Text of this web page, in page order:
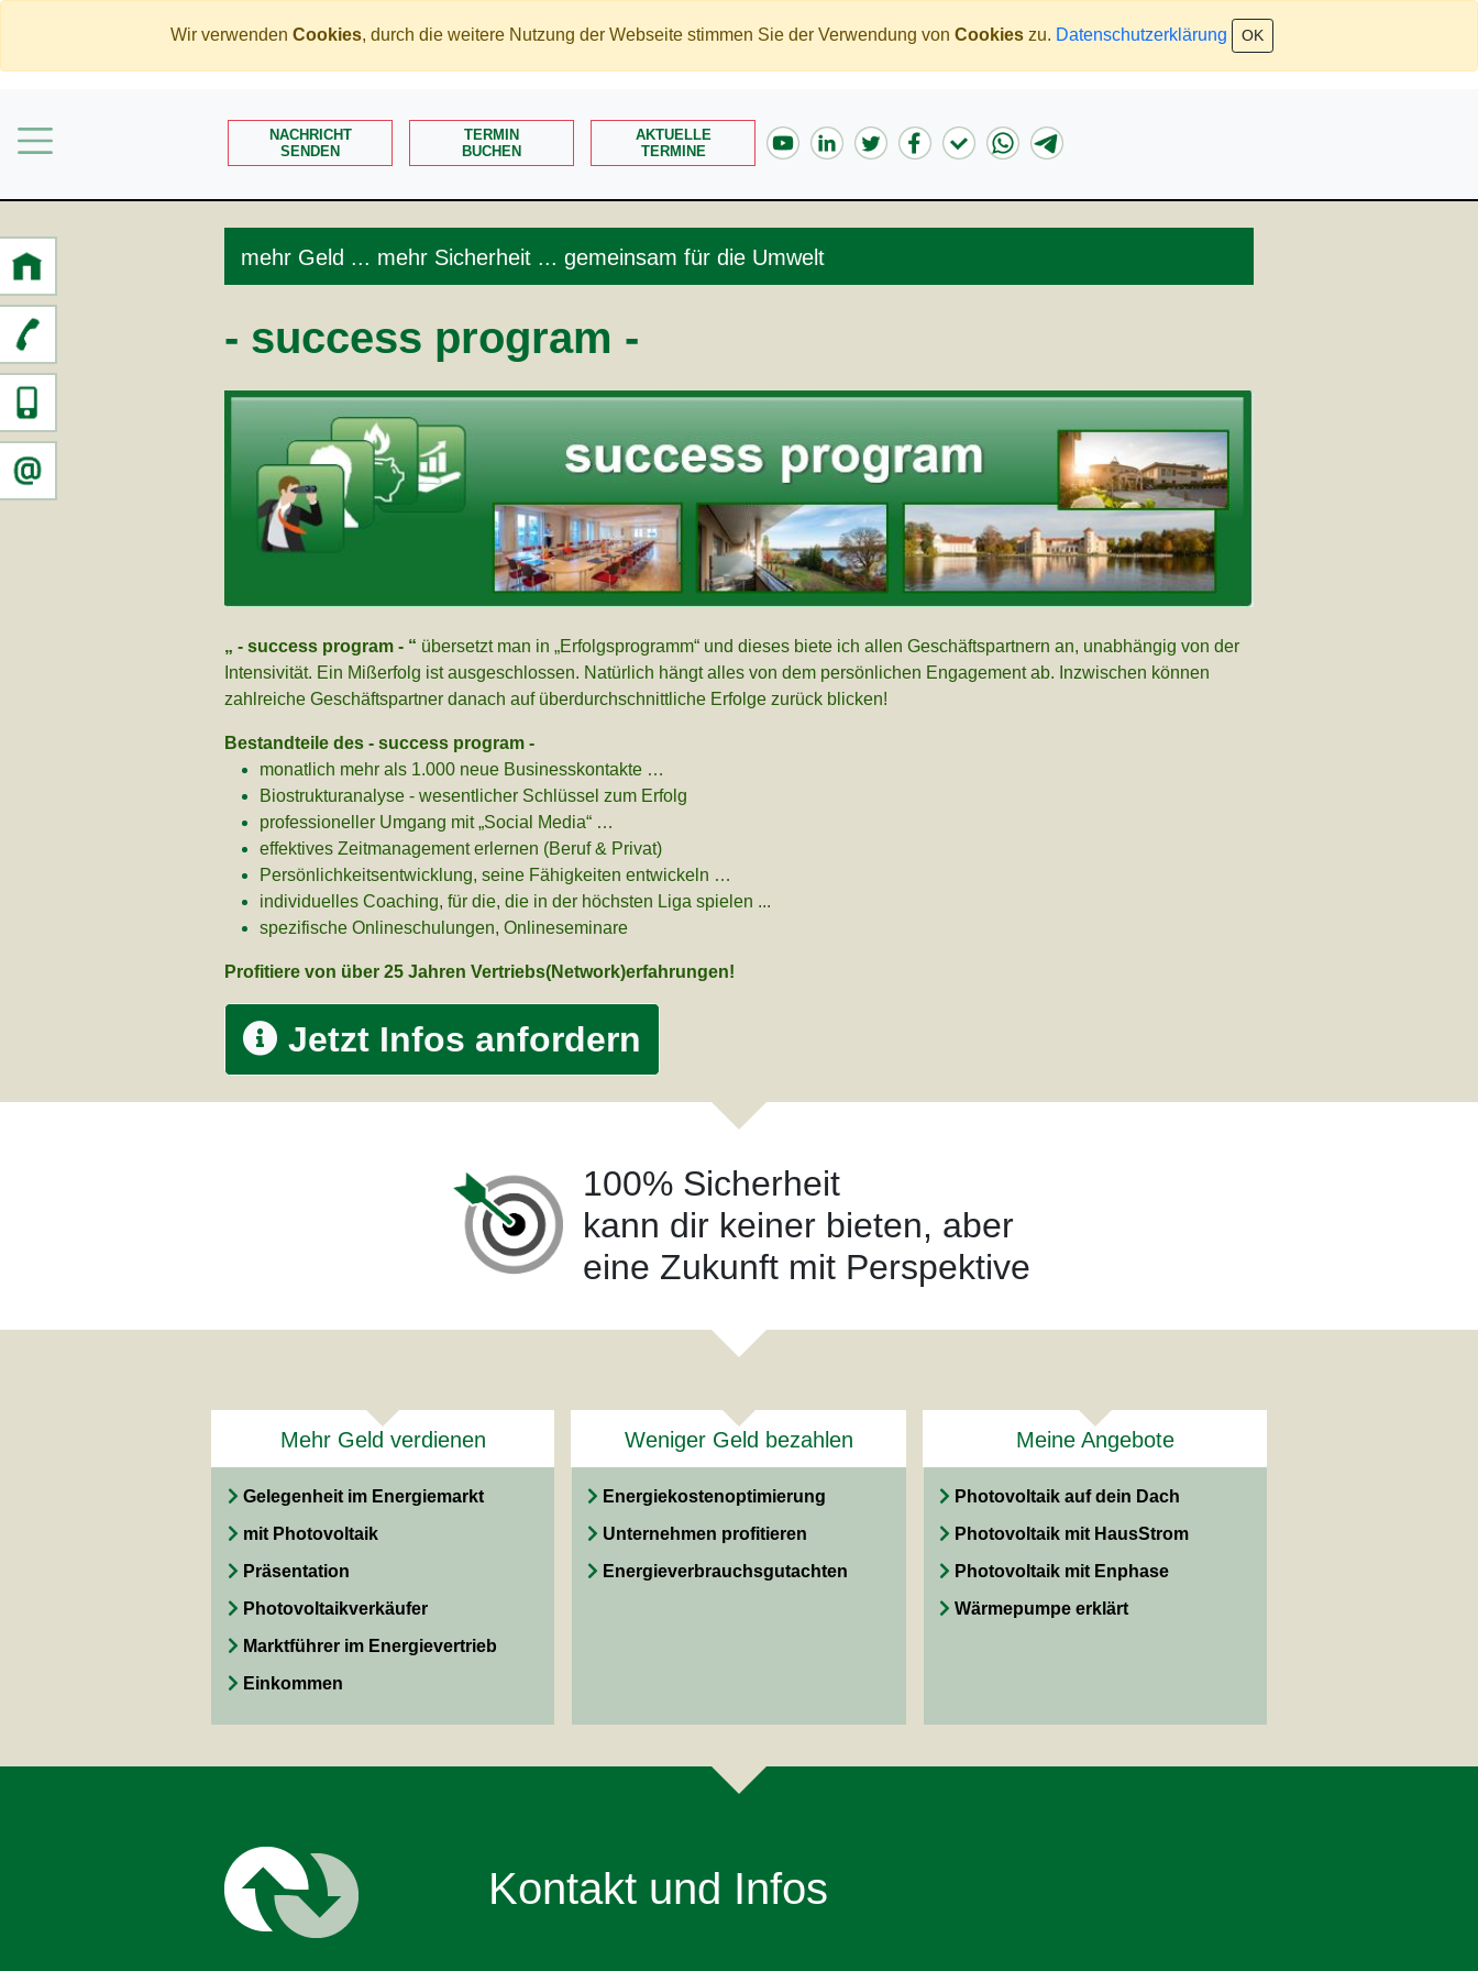
Wir verwenden Cookies, durch die weitere Nutzung der Webseite stimmen Sie der Verwendung von Cookieszu. Datenschutzerklärung OK
NACHRICHT
SENDEN
TERMIN
BUCHEN
AKTUELLE
TERMINE
Mehr Geld verdienen
Meine Angebote
mehr Geld ... mehr Sicherheit ... gemeinsam für die Umwelt
- success program -
„ - success program - “ übersetzt man in „Erfolgsprogramm“ und dieses biete ich allen Geschäftspartnern an, unabhängig von der
Intensivität. Ein Mißerfolg ist ausgeschlossen. Natürlich hängt alles von dem persönlichen Engagement ab. Inzwischen können
zahlreiche Geschäftspartner danach auf überdurchschnittliche Erfolge zurück blicken!
Bestandteile des - success program -
monatlich mehr als 1.000 neue Businesskontakte …
Biostrukturanalyse - wesentlicher Schlüssel zum Erfolg
professioneller Umgang mit „Social Media“ …
effektives Zeitmanagement erlernen (Beruf & Privat)
Persönlichkeitsentwicklung, seine Fähigkeiten entwickeln …
individuelles Coaching, für die, die in der höchsten Liga spielen ...
spezifische Onlineschulungen, Onlineseminare
Profitiere von über 25 Jahren Vertriebs(Network)erfahrungen!
Jetzt Infos anfordern
100% Sicherheit
kann dir keiner bieten, aber
eine Zukunft mit Perspektive
Mehr Geld verdienen
Gelegenheit im Energiemarkt
mit Photovoltaik
Präsentation
Photovoltaikverkäufer
Marktführer im Energievertrieb
Einkommen
Weniger Geld bezahlen
Energiekostenoptimierung
Unternehmen profitieren
Energieverbrauchsgutachten
Meine Angebote
Photovoltaik auf dein Dach
Photovoltaik mit HausStrom
Photovoltaik mit Enphase
Wärmepumpe erklärt
Kontakt und Infos